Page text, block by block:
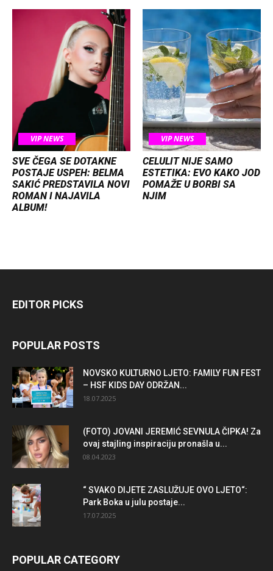
VIP NEWS
SVE ČEGA SE DOTAKNE
POSTAJE USPEH: BELMA
SAKIĆ PREDSTAVILA NOVI
ROMAN I NAJAVILA
ALBUM!
VIP NEWS
CELULIT NIJE SAMO
ESTETIKA: EVO KAKO JOD
POMAŽE U BORBI SA
NJIM
EDITOR PICKS
POPULAR POSTS
NOVSKO KULTURNO LJETO: FAMILY FUN FEST
– HSF KIDS DAY ODRŽAN...
18.07.2025
(FOTO) JOVANI JEREMIĆ SEVNULA ČIPKA! Za
ovaj stajling inspiraciju pronašla u...
08.04.2023
“ SVAKO DIJETE ZASLUŽUJE OVO LJETO“:
Park Boka u julu postaje...
17.07.2025
POPULAR CATEGORY